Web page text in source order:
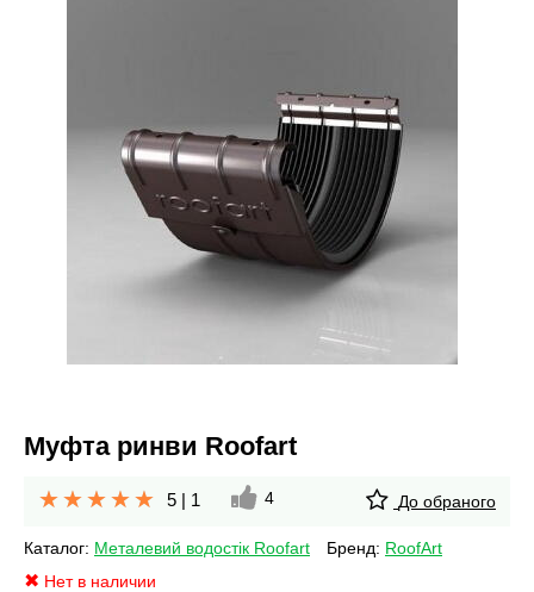
Муфта ринви Roofart
5 | 1 4 До обраного
Каталог: Металевий водостік Roofart Бренд: RoofArt
Нет в наличии